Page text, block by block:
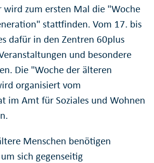
wird zum ersten Mal die "Woche
stattfinden. Vom 17. bis
dafür in den Zentren 60plus
und besondere
Die "Woche der älteren
organisiert vom
im Amt für Soziales und Wohnen
Menschen benötigen
sich gegenseitig